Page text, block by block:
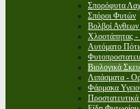
Σπορόφυτα
Σπόροι Φυτών
Βολβοί
Χλοοτάπητας -
Αυτόματο
Βιολογικά
Λιπάσματα -
Φάρμακα